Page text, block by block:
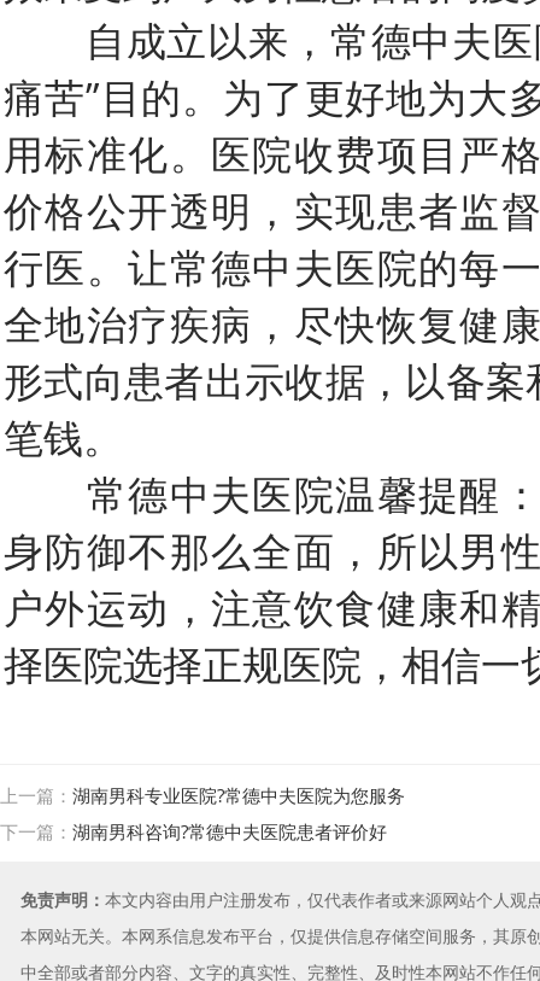
自成立以来，常德中夫医
痛苦”目的。为了更好地为大
用标准化。医院收费项目严
价格公开透明，实现患者监
行医。让常德中夫医院的每
全地治疗疾病，尽快恢复健
形式向患者出示收据，以备案
笔钱。
常德中夫医院温馨提醒：
身防御不那么全面，所以男
户外运动，注意饮食健康和
择医院选择正规医院，相信一
上一篇： 湖南男科专业医院?常德中夫医院为您服务
下一篇： 湖南男科咨询?常德中夫医院患者评价好
免责声明： 本文内容由用户注册发布，仅代表作者或来源网站个人
本网站无关。本网系信息发布平台，仅提供信息存储空间服务，其
中全部或者部分内容、文字的真实性、完整性、及时性本网站不作